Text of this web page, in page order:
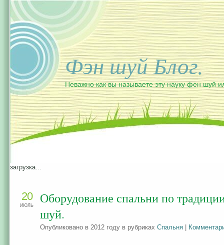
Фэн шуй Блог.
Неважно как вы называете эту науку фен шуй
загрузка...
Оборудование спальни по
шуй.
Опубликовано в 2012 году в рубриках Спальня
20
ИЮЛЬ